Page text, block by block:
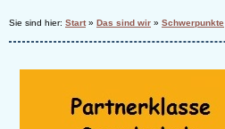
Sie sind hier: Start» Das sind wir » Schwerpunkte